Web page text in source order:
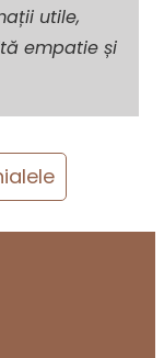
utile,
empatie și